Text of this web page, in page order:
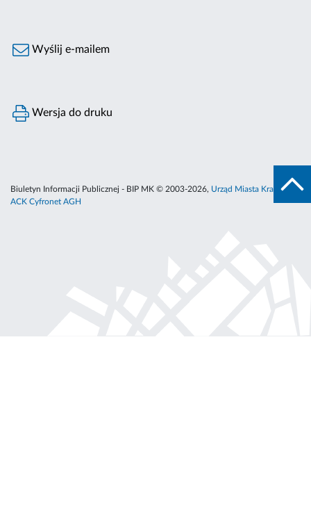
Wyślij e-mailem
Wersja do druku
Biuletyn Informacji Publicznej - BIP MK © 2003-2026, Urząd Miasta Krakowa
ACK Cyfronet AGH